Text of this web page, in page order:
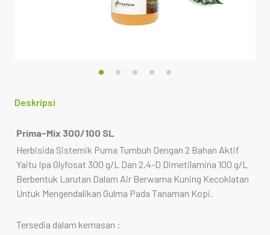
Deskripsi
Prima-Mix 300/100 SL
Herbisida Sistemik Purna Tumbuh Dengan 2 Bahan Aktif
Yaitu Ipa Glyfosat 300 g/L Dan 2,4-D Dimetilamina 100 g/L
Berbentuk Larutan Dalam Air Berwarna Kuning Kecoklatan
Untuk Mengendalikan Gulma Pada Tanaman Kopi.
Tersedia dalam kemasan :